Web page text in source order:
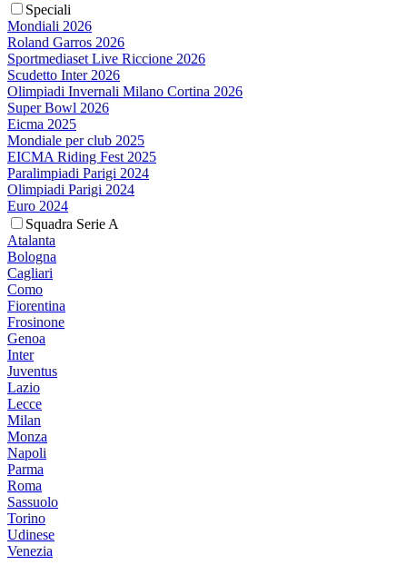
Speciali
Mondiali 2026
Roland Garros 2026
Sportmediaset Live Riccione 2026
Scudetto Inter 2026
Olimpiadi Invernali Milano Cortina 2026
Super Bowl 2026
Eicma 2025
Mondiale per club 2025
EICMA Riding Fest 2025
Paralimpiadi Parigi 2024
Olimpiadi Parigi 2024
Euro 2024
Squadra Serie A
Atalanta
Bologna
Cagliari
Como
Fiorentina
Frosinone
Genoa
Inter
Juventus
Lazio
Lecce
Milan
Monza
Napoli
Parma
Roma
Sassuolo
Torino
Udinese
Venezia